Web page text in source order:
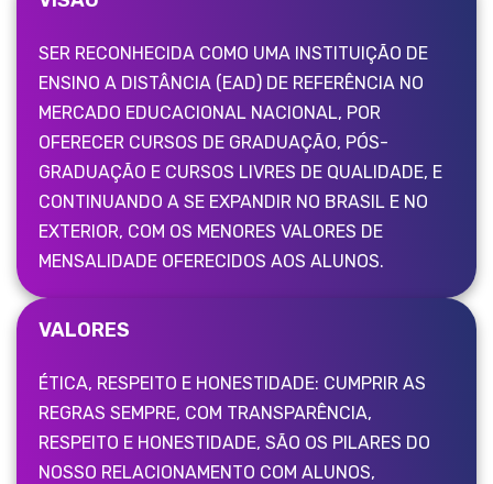
SER RECONHECIDA COMO UMA INSTITUIÇÃO DE
ENSINO A DISTÂNCIA (EAD) DE REFERÊNCIA NO
MERCADO EDUCACIONAL NACIONAL, POR
OFERECER CURSOS DE GRADUAÇÃO, PÓS-
GRADUAÇÃO E CURSOS LIVRES DE QUALIDADE, E
CONTINUANDO A SE EXPANDIR NO BRASIL E NO
EXTERIOR, COM OS MENORES VALORES DE
MENSALIDADE OFERECIDOS AOS ALUNOS.
VALORES
ÉTICA, RESPEITO E HONESTIDADE: CUMPRIR AS
REGRAS SEMPRE, COM TRANSPARÊNCIA,
RESPEITO E HONESTIDADE, SÃO OS PILARES DO
NOSSO RELACIONAMENTO COM ALUNOS,